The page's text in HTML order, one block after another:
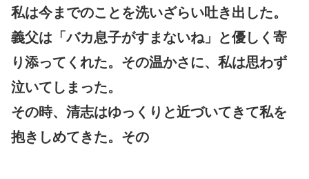
私は今までのことを洗いざらい吐き出した。
義父は「バカ息子がすまないね」と優しく寄
り添ってくれた。その温かさに、私は思わず
泣いてしまった。
その時、清志はゆっくりと近づいてきて私を
抱きしめてきた。その